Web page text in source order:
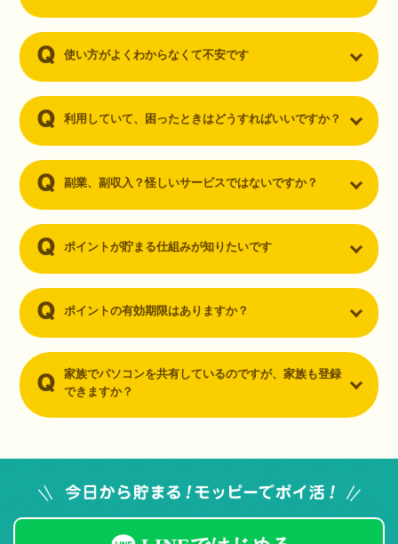
使い方がよくわからなくて不安です
利用していて、困ったときはどうすればいいですか？
副業、副収入？怪しいサービスではないですか？
ポイントが貯まる仕組みが知りたいです
ポイントの有効期限はありますか？
家族でパソコンを共有しているのですが、家族も登録
できますか？